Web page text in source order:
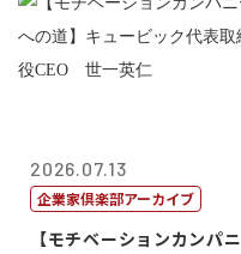
2026.07.13
企業家倶楽部アーカイブ
【モチベーションカンパニ